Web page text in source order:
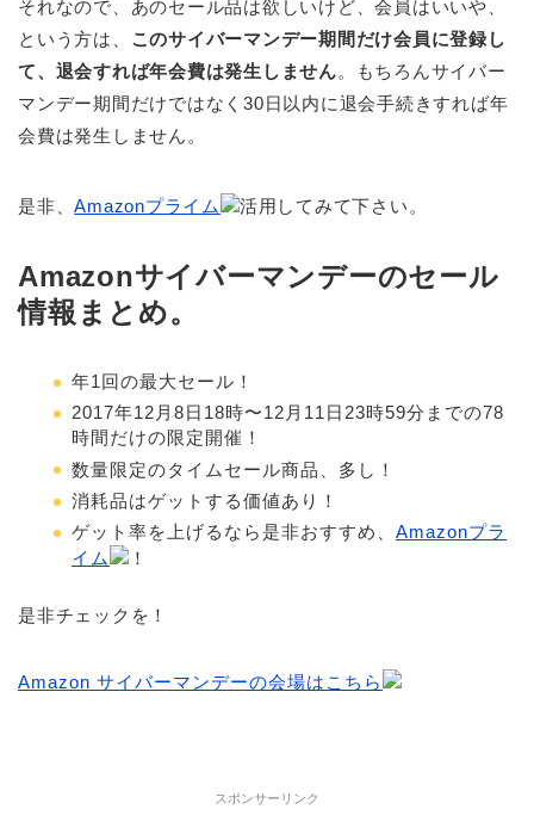
それなので、あのセール品は欲しいけど、会員はいいや、
という方は、 このサイバーマンデー期間だけ会員に登録し
て、退会すれば年会費は発生しません。もちろんサイバー
マンデー期間だけではなく30日以内に退会手続きすれば年
会費は発生しません。
是非、Amazonプライム 活用してみて下さい。
Amazonサイバーマンデーのセール
情報まとめ。
年1回の最大セール！
2017年12月8日18時〜12月11日23時59分までの78
時間だけの限定開催！
数量限定のタイムセール商品、多し！
消耗品はゲットする価値あり！
ゲット率を上げるなら是非おすすめ、 Amazonプラ
イム
！
是非チェックを！
Amazon サイバーマンデーの会場はこちら
スポンサーリンク